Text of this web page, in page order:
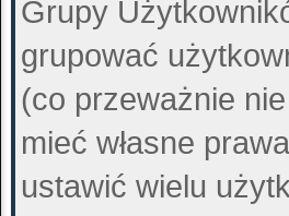
Grupy
grupować
(co przeważnie
mieć własne
ustawić wielu